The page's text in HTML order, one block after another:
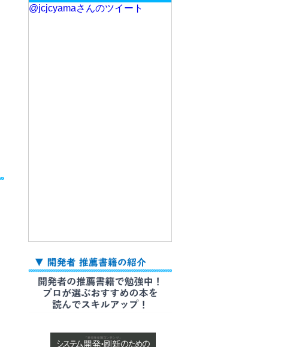
@jcjcyamaさんのツイート